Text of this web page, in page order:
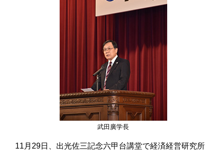
武田廣学長
11月29日、出光佐三記念六甲台講堂で経済経営研究所